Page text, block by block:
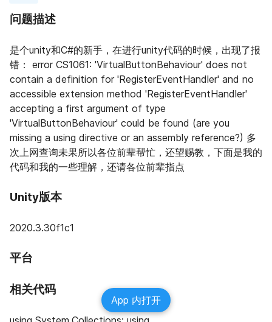
问题描述
是个unity和C#的新手，在进行unity代码的时候，出现了报
错： error CS1061: 'VirtualButtonBehaviour' does not
contain a definition for 'RegisterEventHandler' and no
accessible extension method 'RegisterEventHandler'
accepting a first argument of type
'VirtualButtonBehaviour' could be found (are you
missing a using directive or an assembly reference?) 多
次上网查询未果所以各位前辈帮忙，还望赐教，下面是我的
代码和我的一些理解，还请各位前辈指点
Unity版本
2020.3.30f1c1
平台
相关代码
App 内打开